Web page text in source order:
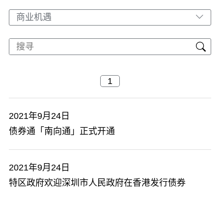
商业机遇
2021年9月24日
​债券通「南向通」正式开通
2021年9月24日
特区政府欢迎深圳市人民政府在香港发行债券